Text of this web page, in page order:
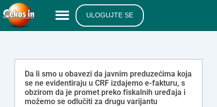
ULOGUJTE SE
Da li smo u obavezi da javnim preduzećima koja
se ne evidentiraju u CRF izdajemo e-fakturu, s
obzirom da je promet preko fiskalnih uređaja i
možemo se odlučiti za drugu varijantu